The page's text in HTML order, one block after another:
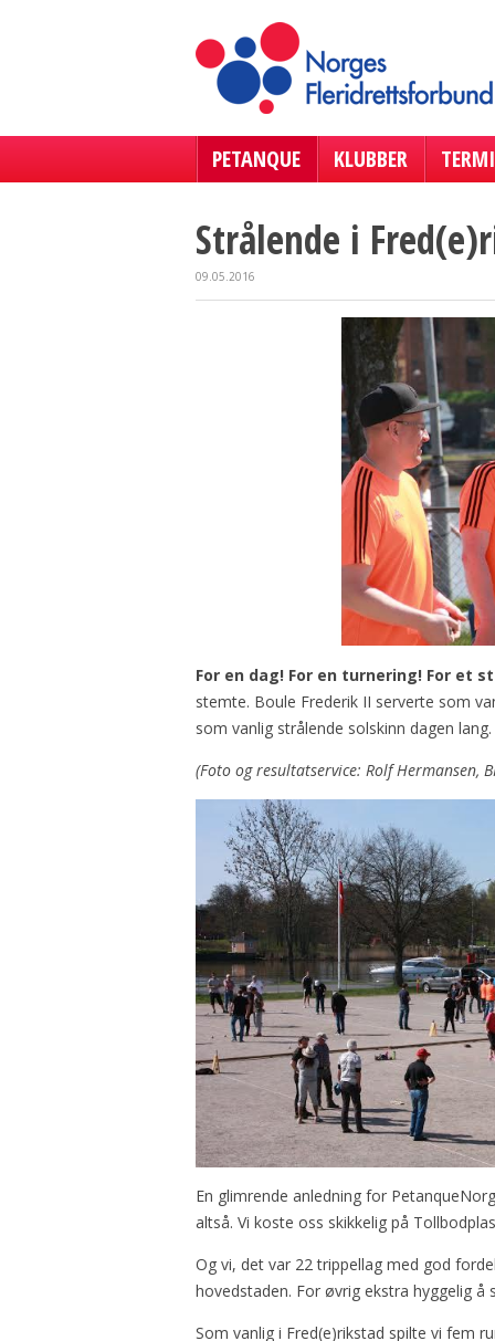
PETANQUE KLUBBER
Strålende i
09.05.2016
For en dag! For en turnering! For et
stemte. Boule Frederik II serverte som
som vanlig strålende solskinn dagen lang.
(Foto og resultatservice: Rolf Hermansen,
En glimrende anledning for
altså. Vi koste oss skikkelig på
Og vi, det var 22 trippellag med god
hovedstaden. For øvrig ekstra hyggelig
Som vanlig i Fred(e)rikstad spilte vi fem